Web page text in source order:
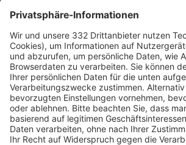
HÄUFIG BESUCHTE SEITEN
Pässe und Vereinswechsel
Trainerausbildung
Schulungsangebot Vereinsmitarbeiter
BFV-Geschäftsstellen
Trainerbörse